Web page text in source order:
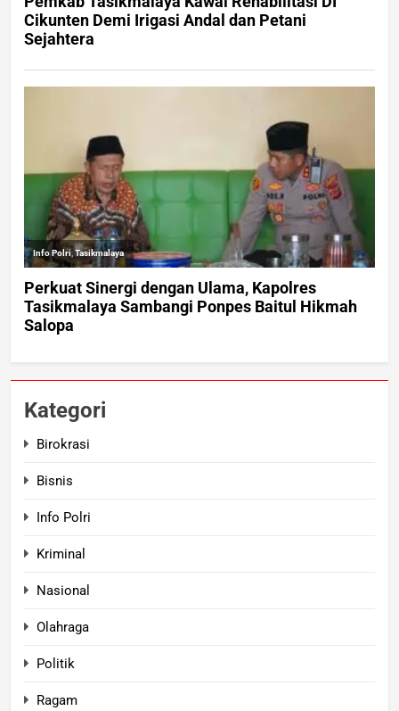
Kategori
Birokrasi
Bisnis
Info Polri
Kriminal
Nasional
Olahraga
Politik
Ragam